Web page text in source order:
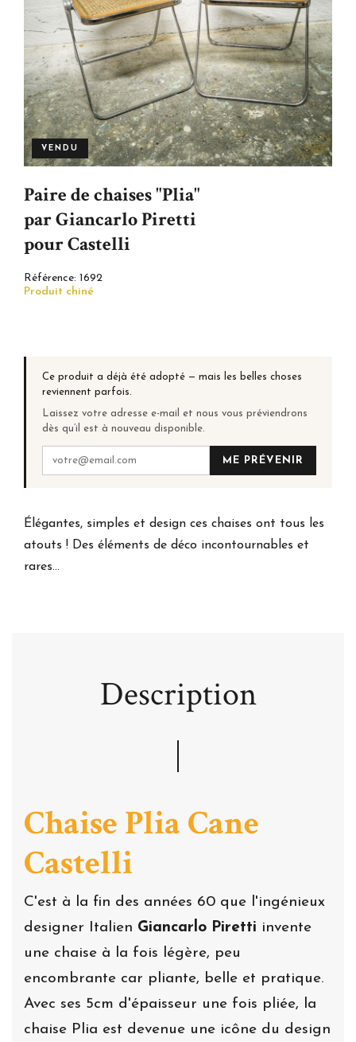
VENDU
Paire de chaises "Plia"
par Giancarlo Piretti
pour Castelli
Référence: 1692
Produit chiné
Ce produit a déjà été adopté — mais les belles choses
reviennent parfois.
Laissez votre adresse e-mail et nous vous préviendrons
dès qu’il est à nouveau disponible.
ME PRÉVENIR
Élégantes, simples et design ces chaises ont tous les
atouts ! Des éléments de déco incontournables et
rares...
Description
Chaise Plia Cane
Castelli
C'est à la fin des années 60 que l'ingénieux
designer Italien Giancarlo Piretti invente
une chaise à la fois légère, peu
encombrante car pliante, belle et pratique.
Avec ses 5cm d'épaisseur une fois pliée, la
chaise Plia est devenue une icône du design